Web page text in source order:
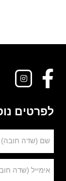
לפרטים
שם (שדה חובה)
אימייל (שדה